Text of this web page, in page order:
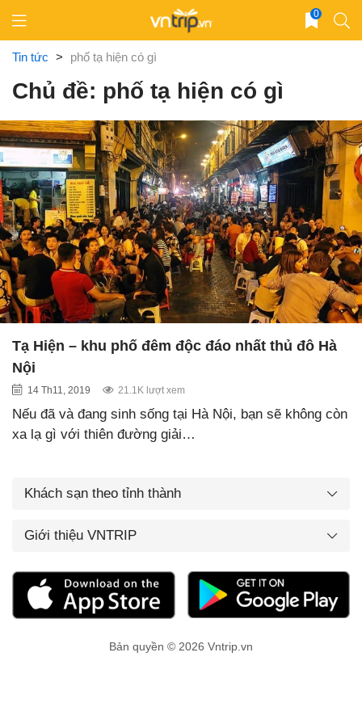
content
0
Tin tức > phố tạ hiện có gì
Chủ đề: phố tạ hiện có gì
Tạ Hiện – khu phố đêm độc đáo nhất thủ đô Hà
Nội
14 Th11, 2019 21.1K lượt xem
Nếu đã và đang sinh sống tại Hà Nội, bạn sẽ không còn
xa lạ gì với thiên đường giải…
Khách sạn theo tỉnh thành
Giới thiệu VNTRIP
Bản quyền © 2026 Vntrip.vn